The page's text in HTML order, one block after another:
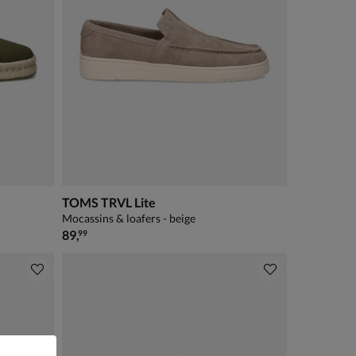
TOMS TRVL Lite
Mocassins & loafers - beige
€ 89,99
89,99